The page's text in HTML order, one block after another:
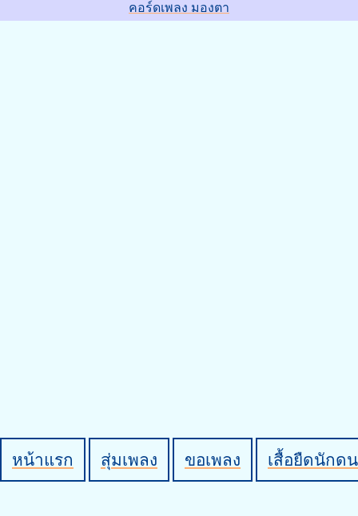
คอร์ดเพลง มองตา
หน้าแรก สุ่มเพลง ขอเพลง เสื้อยืดนักด